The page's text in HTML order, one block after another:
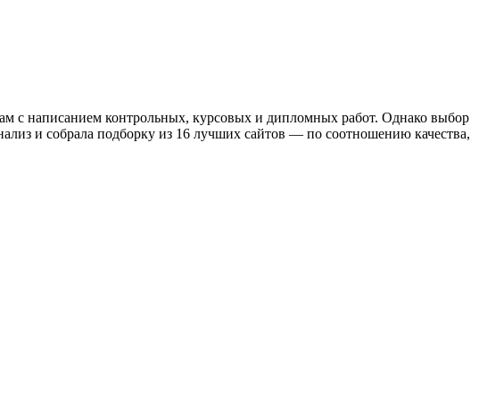
с написанием контрольных, курсовых и дипломных работ. Однако выбор
и собрала подборку из 16 лучших сайтов — по соотношению качества,